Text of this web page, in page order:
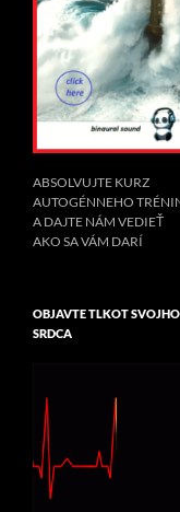
ABSOLVUJTE KURZ
AUTOGÉNNEHO
A DAJTE NÁM VEDIEŤ
AKO SA VÁM DARÍ
OBJAVTE TLKOT SVOJHO
SRDCA